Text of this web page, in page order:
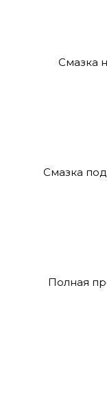
Смазка
Смазка
Полная